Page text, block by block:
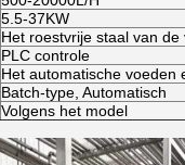
5.5-37KW
Het roestvrije staal van de
PLC controle
Het automatische voeden
Batch-type, Automatisch
Volgens het model